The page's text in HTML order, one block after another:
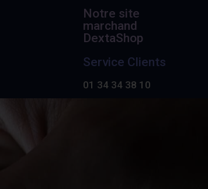
Notre site
marchand
DextaShop
Service Clients
01 34 34 38 10